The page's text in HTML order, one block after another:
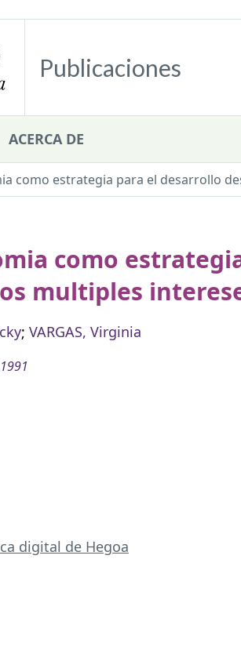
Publicaciones
ACERCA DE
como estrategia para el desarrollo
como
multiples
; VARGAS, Virginia
digital de Hegoa